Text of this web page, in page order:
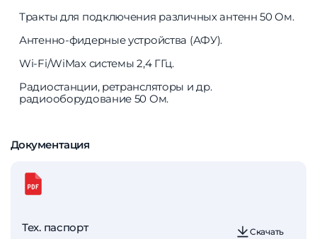
Тракты для подключения различных антенн 50 Ом.
Антенно-фидерные устройства (АФУ).
Wi-Fi/WiMax системы 2,4 ГГц.
Радиостанции, ретрансляторы и др.
радиооборудование 50 Ом.
Документация
Тех. паспорт Скачать